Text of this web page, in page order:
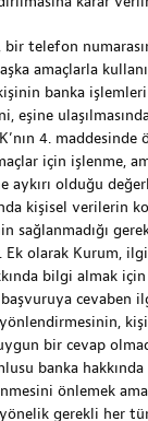
bir telefon
amaçlarla
banka
4.
için işlenme,
aykırı olduğu
kişisel verilerin
sağlanmadığı
Ek olarak Kurum,
bilgi almak için
başvuruya cevaben
bir cevap
banka
önlemek
gerekli her